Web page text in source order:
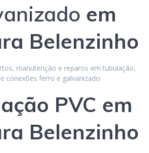
em
Belenzinho
manutenção e reparos em tubulação,
conexões ferro e galvanizado
PVC em
Belenzinho